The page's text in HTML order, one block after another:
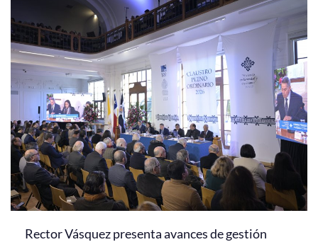
Rector Vásquez presenta avances de gestión